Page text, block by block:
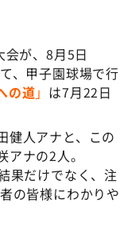
でやねん！？」
する？～
が、8月5日
、甲子園球場で行
の道」 は7月22日
健人アナと、この
ナの2人。
果だけでなく、注
の皆様にわかりや